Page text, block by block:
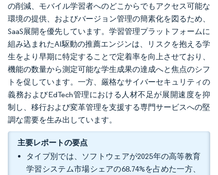
の削減、モバイル学習者へのどこからでもアクセス可能な
環境の提供、およびバージョン管理の簡素化を図るため、
SaaS展開を優先しています。学習管理プラットフォームに
組み込まれたAI駆動の推薦エンジンは、リスクを抱える学
生をより早期に特定することで定着率を向上させており、
機能の数量から測定可能な学生成果の達成へと焦点のシフ
トを促しています。一方、厳格なサイバーセキュリティの
義務およびEdTech管理における人材不足が展開速度を抑
制し、移行および変革管理を支援する専門サービスへの堅
調な需要を生み出しています。
主要レポートの要点
タイプ別では、ソフトウェアが2025年の高等教育
学習システム市場シェアの68.74%を占めた一方、